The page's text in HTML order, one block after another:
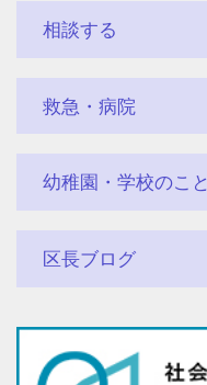
相談する
救急・病院
幼稚園・学校のこと
区長ブログ